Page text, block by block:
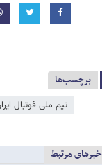
برچسب‌ها
تیم ملی فوتبال
خبرهای مرتبط